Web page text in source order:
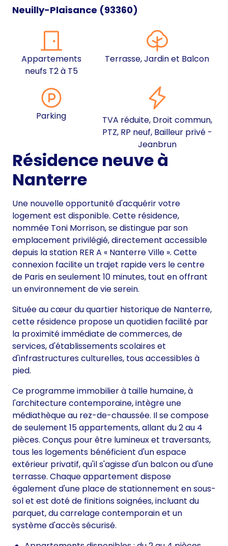
Neuilly-Plaisance (93360)
Appartements
neufs T2 à T5
Terrasse, Jardin et Balcon
Parking
TVA réduite, Droit commun,
PTZ, RP neuf, Bailleur privé -
Jeanbrun
Résidence neuve à
Nanterre
Une nouvelle opportunité d'acquérir votre
logement est disponible. Cette résidence,
nommée Toni Morrison, se distingue par son
emplacement privilégié, directement accessible
depuis la station RER A « Nanterre Ville ». Cette
connexion facilite un trajet rapide vers le centre
de Paris en seulement 10 minutes, tout en offrant
un environnement de vie serein.
Située au cœur du quartier historique de Nanterre,
cette résidence propose un quotidien facilité par
la proximité immédiate de commerces, de
services, d'établissements scolaires et
d'infrastructures culturelles, tous accessibles à
pied.
Ce programme immobilier à taille humaine, à
l'architecture contemporaine, intègre une
médiathèque au rez-de-chaussée. Il se compose
de seulement 15 appartements, allant du 2 au 4
pièces. Conçus pour être lumineux et traversants,
tous les logements bénéficient d'un espace
extérieur privatif, qu'il s'agisse d'un balcon ou d'une
terrasse. Chaque appartement dispose
également d'une place de stationnement en sous-
sol et est doté de finitions soignées, incluant du
parquet, du carrelage contemporain et un
système d'accès sécurisé.